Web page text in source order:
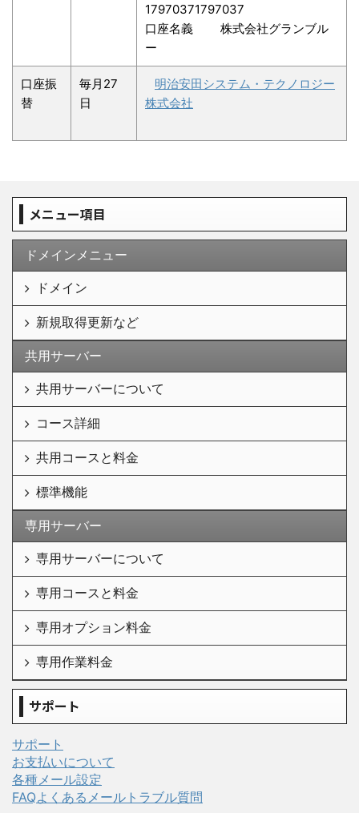
17970371797037
口座名義 株式会社グランブル
ー
口座振
替
毎月27
日
明治安田システム・テクノロジー
株式会社
メニュー項目
ドメインメニュー
ドメイン
新規取得更新など
共用サーバー
共用サーバーについて
コース詳細
共用コースと料金
標準機能
専用サーバー
専用サーバーについて
専用コースと料金
専用オプション料金
専用作業料金
サポート
サポート
お支払いについて
各種メール設定
FAQよくあるメールトラブル質問